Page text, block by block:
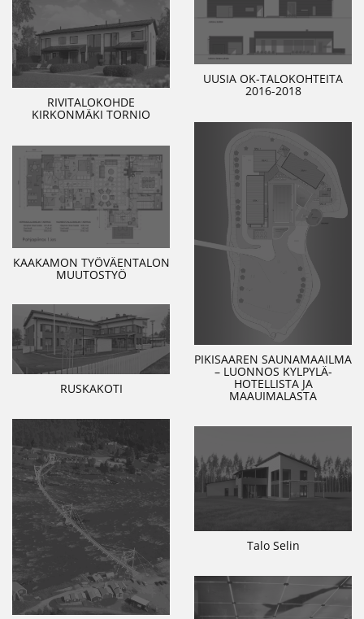
UUSIA OK-TALOKOHTEITA
2016-2018
RIVITALOKOHDE
KIRKONMÄKI TORNIO
PIKISAAREN SAUNAMAAILMA
– LUONNOS KYLPYLÄ-
HOTELLISTA JA
MAAUIMALASTA
KAAKAMON TYÖVÄENTALON
MUUTOSTYÖ
RUSKAKOTI
Talo Selin